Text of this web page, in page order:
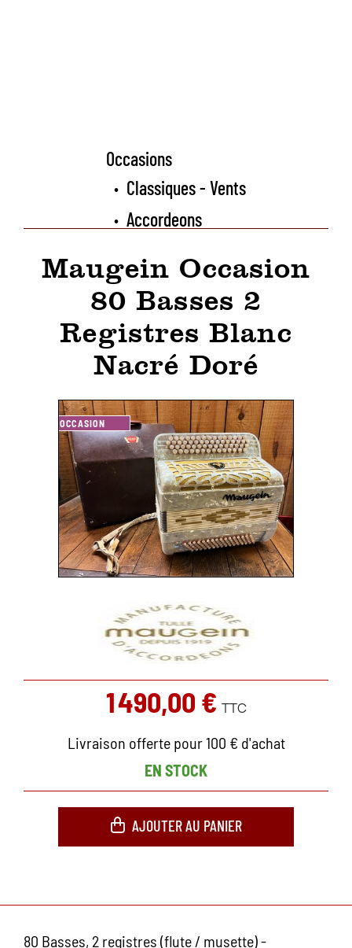
Occasions
• Classiques - Vents
• Accordeons
Maugein Occasion
80 Basses 2
Registres Blanc
Nacré Doré
OCCASION
1 490,00 € TTC
Livraison offerte pour 100 € d'achat
EN STOCK
AJOUTER AU PANIER
80 Basses, 2 registres (flute / musette) -